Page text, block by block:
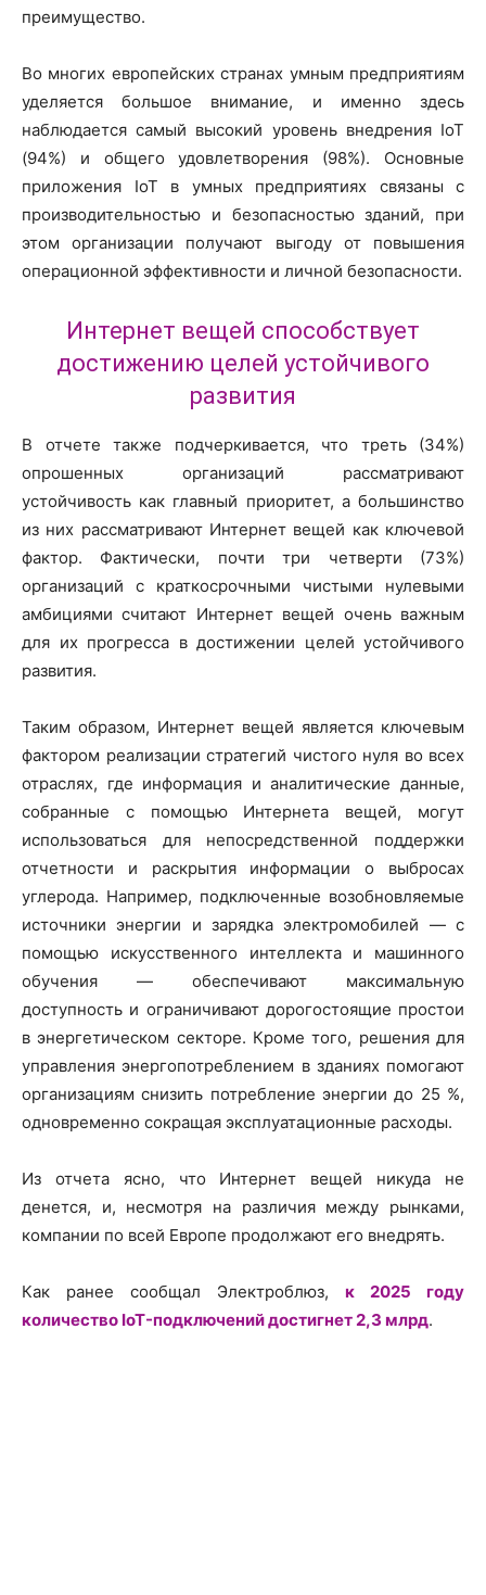
преимущество.
Во многих европейских странах умным предприятиям
уделяется большое внимание, и именно здесь
наблюдается самый высокий уровень внедрения IoT
(94%) и общего удовлетворения (98%). Основные
приложения IoT в умных предприятиях связаны с
производительностью и безопасностью зданий, при
этом организации получают выгоду от повышения
операционной эффективности и личной безопасности.
Интернет вещей способствует
достижению целей устойчивого
развития
В отчете также подчеркивается, что треть (34%)
опрошенных организаций рассматривают
устойчивость как главный приоритет, а большинство
из них рассматривают Интернет вещей как ключевой
фактор. Фактически, почти три четверти (73%)
организаций с краткосрочными чистыми нулевыми
амбициями считают Интернет вещей очень важным
для их прогресса в достижении целей устойчивого
развития.
Таким образом, Интернет вещей является ключевым
фактором реализации стратегий чистого нуля во всех
отраслях, где информация и аналитические данные,
собранные с помощью Интернета вещей, могут
использоваться для непосредственной поддержки
отчетности и раскрытия информации о выбросах
углерода. Например, подключенные возобновляемые
источники энергии и зарядка электромобилей — с
помощью искусственного интеллекта и машинного
обучения — обеспечивают максимальную
доступность и ограничивают дорогостоящие простои
в энергетическом секторе. Кроме того, решения для
управления энергопотреблением в зданиях помогают
организациям снизить потребление энергии до 25 %,
одновременно сокращая эксплуатационные расходы.
Из отчета ясно, что Интернет вещей никуда не
денется, и, несмотря на различия между рынками,
компании по всей Европе продолжают его внедрять.
Как ранее сообщал Электроблюз, к 2025 году
количество IoT-подключений достигнет 2,3 млрд.